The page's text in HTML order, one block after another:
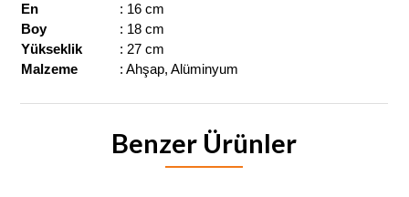
En
: 16 cm
Boy
: 18 cm
Yükseklik
: 27 cm
Malzeme
: Ahşap, Alüminyum
Benzer Ürünler